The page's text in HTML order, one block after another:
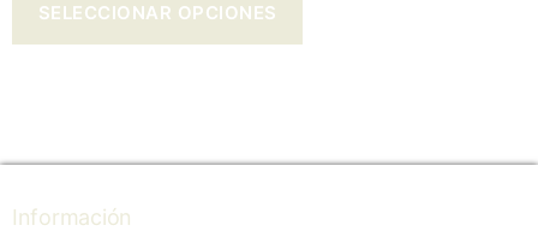
SELECCIONAR OPCIONES
Información